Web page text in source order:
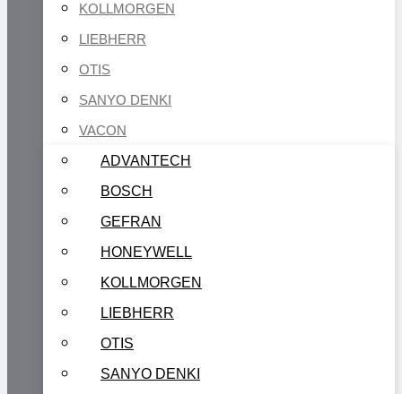
KOLLMORGEN
LIEBHERR
OTIS
SANYO DENKI
VACON
ADVANTECH
BOSCH
GEFRAN
HONEYWELL
KOLLMORGEN
LIEBHERR
OTIS
SANYO DENKI